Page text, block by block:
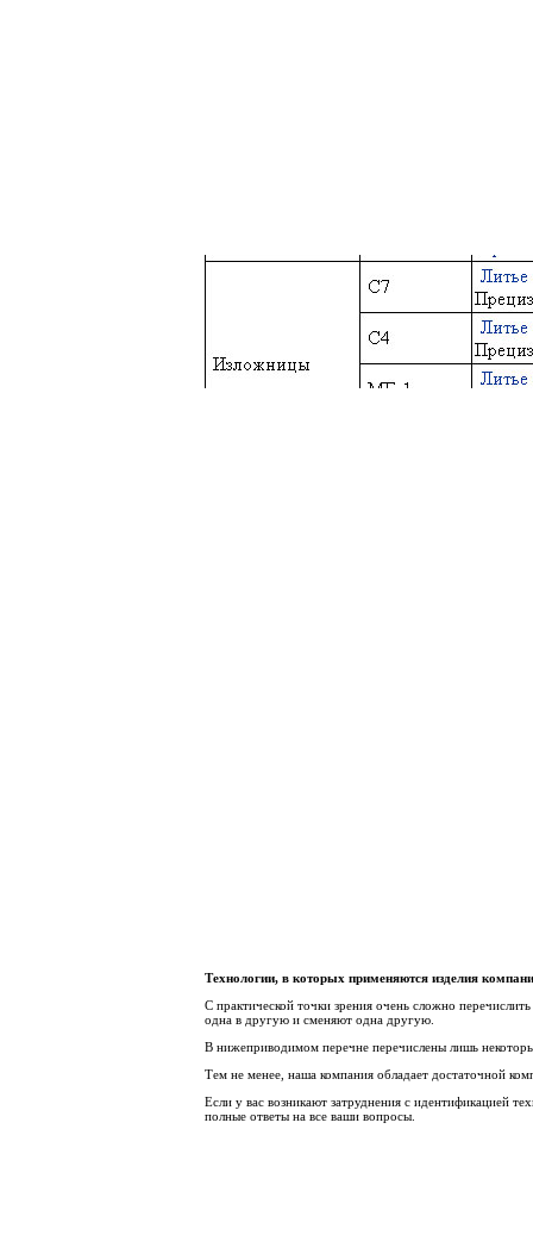
Технологии, в которых применяются изделия
С практической точки зрения очень сложно
одна в другую и сменяют одна другую.
В нижеприводимом перечне перечислены лишь
Тем не менее, наша компания обладает достаточной
Если у вас возникают затруднения с идентификацией
полные ответы на все ваши вопросы.